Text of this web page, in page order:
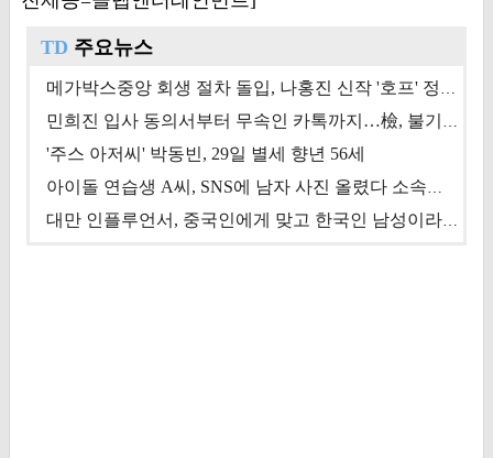
TD 주요뉴스
메가박스중앙 회생 절차 돌입, 나홍진 신작 '호프' 정상 개봉에 쏠린 시선 [상반기 결산 기획]
민희진 입사 동의서부터 무속인 카톡까지…檢, 불기소 처분 근거들 [이슈&톡]
'주스 아저씨' 박동빈, 29일 별세 향년 56세
아이돌 연습생 A씨, SNS에 남자 사진 올렸다 소속사 퇴출
대만 인플루언서, 중국인에게 맞고 한국인 남성이라 진술 '후폭풍'